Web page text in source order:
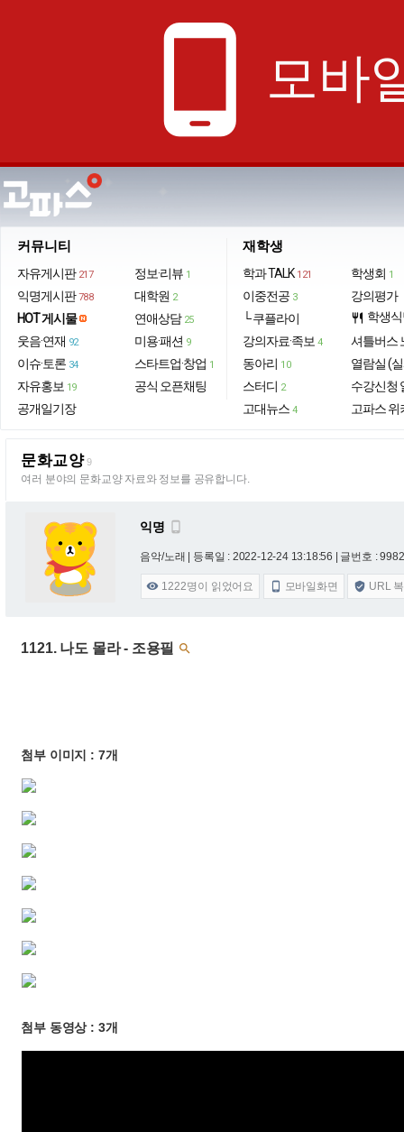
phone_android 모바
커뮤니티
자유게시판 217
익명게시판 788
HOT 게시물
웃음·연재 92
이슈·토론 34
자유홍보 19
공개일기장
정보·리뷰 1
대학원 2
연애상담 25
미용·패션 9
스타트업·창업 1
공식 오픈채팅
재학생
학과 TALK 121
이중전공 3
└ 쿠플라이
강의자료·족보 4
동아리 10
스터디 2
고대뉴스 4
학생회 1
강의평가
restaurant 학생
셔틀버스
열람실 (
수강신청
고파스 위
문화교양 9
여러 분야의 문화교양 자료와 정보를 공유합니다.
익명 
음악/노래 | 등록일 : 2022-12-24 13:18:56 | 글번호 :
 1222명이 읽었어요  모바일화면  URL
1121. 나도 몰라 - 조용필 
첨부 이미지 : 7개
첨부 동영상 : 3개